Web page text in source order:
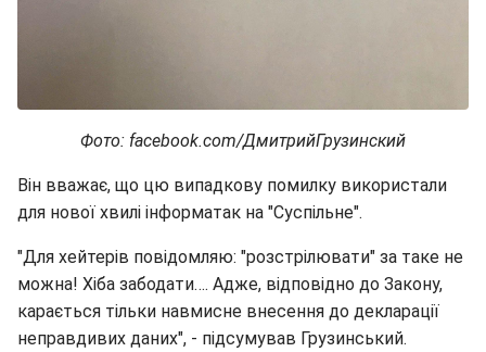
Фото: facebook.com/ДмитрийГрузинский
Він вважає, що цю випадкову помилку використали
для нової хвилі інформатак на "Суспільне".
"Для хейтерів повідомляю: "розстрілювати" за таке не
можна! Хіба забодати…. Адже, відповідно до Закону,
карається тільки навмисне внесення до декларації
неправдивих даних", - підсумував Грузинський.